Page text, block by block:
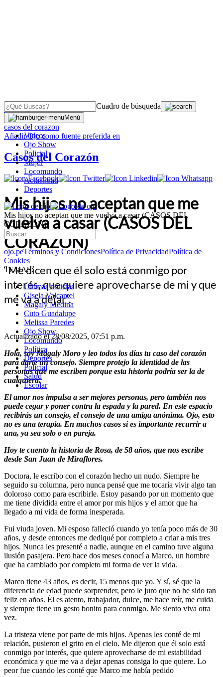
Cuadro de búsqueda
Menú
Videos
Ojo Show
Policial
Mujer
Locomundo
Actualidad
Deportes
Mis hijos no aceptan que me vuelva a casar (CASOS DEL
CORAZÓN)
ojo.peTérminos y CondicionesPolítica de PrivacidadPolítica de
Cookies
TEMAS:
Últimas noticias
Gisela Valcarcel
Magaly Medina
Cuto Guadalupe
Melissa Paredes
Ojo Show
Locomundo
Política
Deportes
Policial
Salud
Escolar
OJO
casos del corazon
AñadirOjocomo fuente preferida en
Casos del Corazón
Mis hijos no aceptan que me
vuelva a casar (CASOS DEL
CORAZÓN)
“Me dicen que él solo está conmigo por
interés, que quiere aprovecharse de mi y que
me va a dejar”.
Actualizado el 28/08/2025, 07:51 p.m.
Hola, soy Magaly Moro y leo todos los días tu caso del corazón
para darte un consejo. Siempre protejo la identidad de las
personas que me escriben porque esta historia podría ser la de
cualquiera.
El amor nos impulsa a ser mejores personas, pero también nos
puede cegar y poner contra la espada y la pared. En este espacio
recibirás un consejo, el consejo de una amiga anónima. Ojo, esto
no es una terapia. En muchos casos sí es importante recurrir a
una, ya sea solo o en pareja.
Hoy te cuento la historia de Rosa, de 58 años, que nos escribe
desde San Juan de Miraflores.
Doctora, le escribo con el corazón hecho un nudo. Siempre he
seguido su columna, pero nunca pensé que me tocaría vivir algo tan
doloroso como para escribirle. Estoy pasando por un momento que
me tiene dividida entre el amor por mis hijos y el amor que ha
llegado a mi vida de forma inesperada.
Fui viuda joven. Mi esposo falleció cuando yo tenía poco más de 30
años, y desde entonces me dediqué por completo a criar a mis tres
hijos. Nunca les presenté a nadie, aunque en el camino tuve alguna
ilusión pasajera. Pero hace dos meses conocí a Marco, un hombre
que ha cambiado por completo mi forma de ver la vida.
Marco tiene 43 años, es decir, 15 menos que yo. Y sí, sé que la
diferencia de edad puede sorprender, pero le juro que no he sido tan
feliz en años. Él es atento, trabajador, dulce, me hace reír, me cuida
y siempre tiene un gesto bonito para conmigo. Me siento viva otra
vez.
La tristeza viene por parte de mis hijos. Apenas les conté de mi
relación, pusieron el grito en el cielo. Me dijeron que él solo está
conmigo por interés, que quiere aprovecharse de mi estabilidad
económica y que me va a dejar apenas consiga lo que quiere. Lo
peor fue cuando les conté que Marco me había pedido